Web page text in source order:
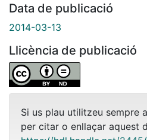
Data de publicació
2014-03-13
Llicència de publicació
Si us plau utilitzeu sempre
per citar o enllaçar aquest